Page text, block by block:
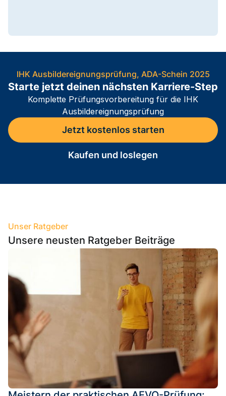
IHK Ausbildereignungsprüfung, ADA-Schein 2025
Starte jetzt deinen nächsten Karriere-Step
Komplette Prüfungsvorbereitung für die IHK
Ausbildereignungsprüfung
Jetzt kostenlos starten
Kaufen und loslegen
Unser Ratgeber
Unsere neusten Ratgeber Beiträge